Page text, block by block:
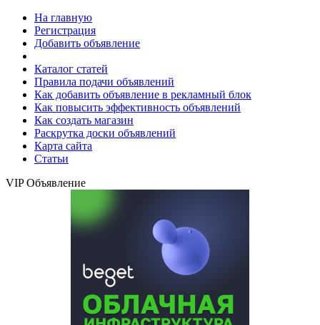
На главную
Регистрация
Добавить объявление
Каталог статей
Правила подачи объявлений
Как добавить объявление в рекламный блок
Как повысить эффективность объявлений
Как создать магазин
Раскрутка доски объявлений
Карта сайта
Статьи
VIP Объявление